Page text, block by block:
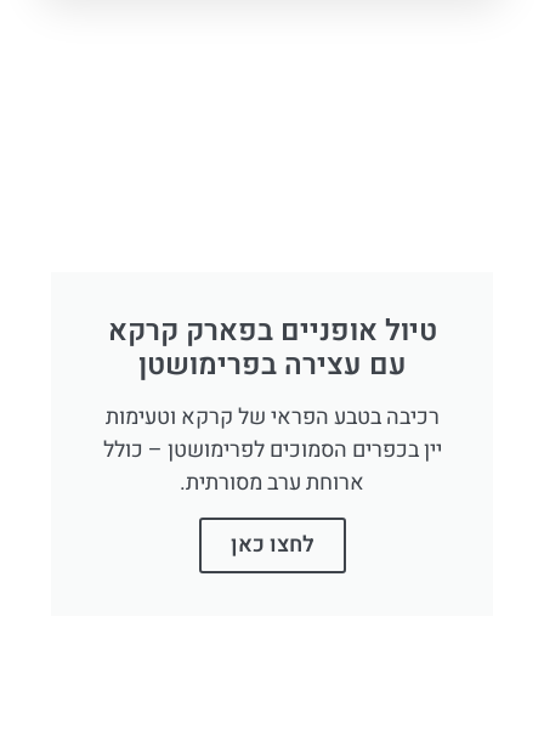
טיול אופניים בפארק קרקא
עם עצירה בפרימושטן
רכיבה בטבע הפראי של קרקא וטעימות
יין בכפרים הסמוכים לפרימושטן – כולל
ארוחת ערב מסורתית.
לחצו כאן